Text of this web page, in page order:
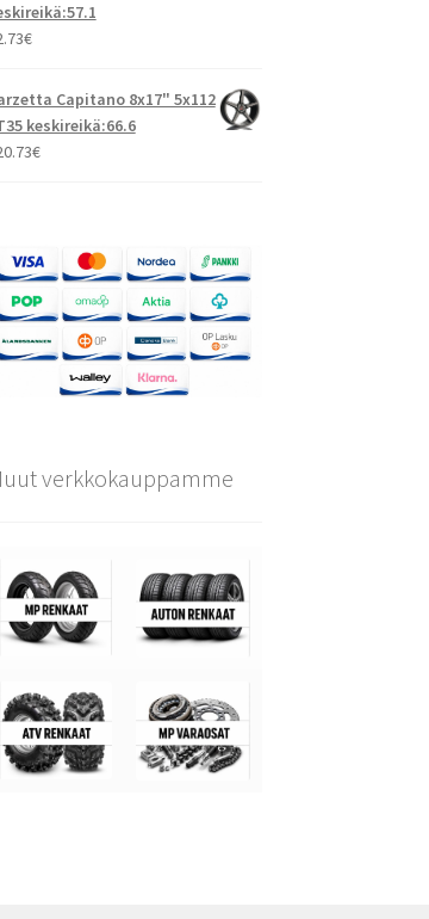
€
Capitano 8x17" 5x112
keskireikä:66.6
€
verkkokauppamme